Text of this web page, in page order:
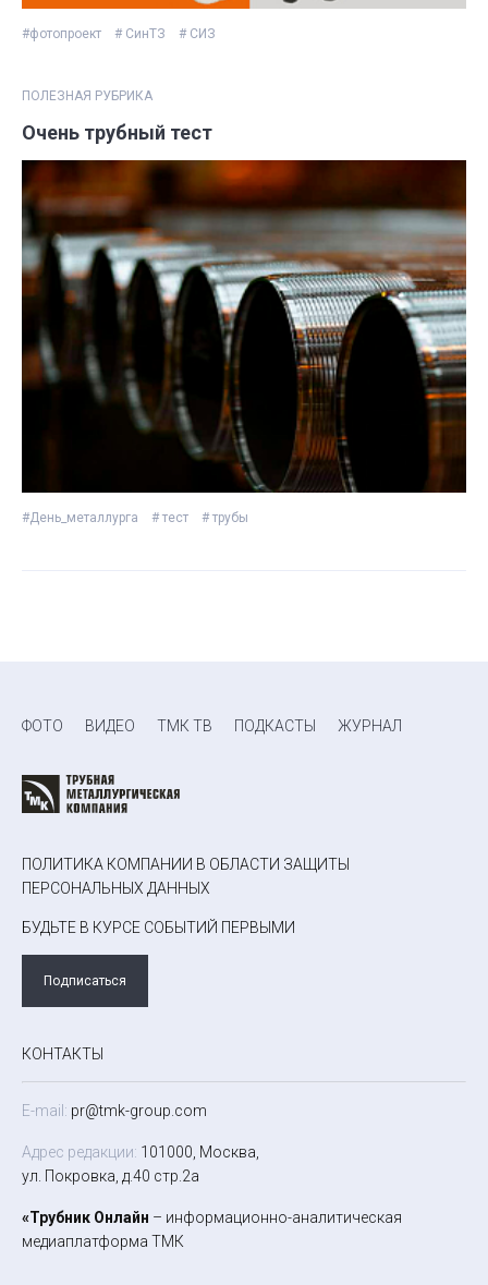
#фотопроект # СинТЗ # СИЗ
ПОЛЕЗНАЯ РУБРИКА
Очень трубный тест
#День_металлурга # тест # трубы
ФОТО ВИДЕО ТМК ТВ ПОДКАСТЫ ЖУРНАЛ
ПОЛИТИКА КОМПАНИИ В ОБЛАСТИ ЗАЩИТЫ
ПЕРСОНАЛЬНЫХ ДАННЫХ
БУДЬТЕ В КУРСЕ СОБЫТИЙ ПЕРВЫМИ
Подписаться
КОНТАКТЫ
E-mail: pr@tmk-group.com
Адрес редакции: 101000, Москва,
ул. Покровка, д.40 стр.2а
«Трубник Онлайн – информационно-аналитическая
медиаплатформа ТМК